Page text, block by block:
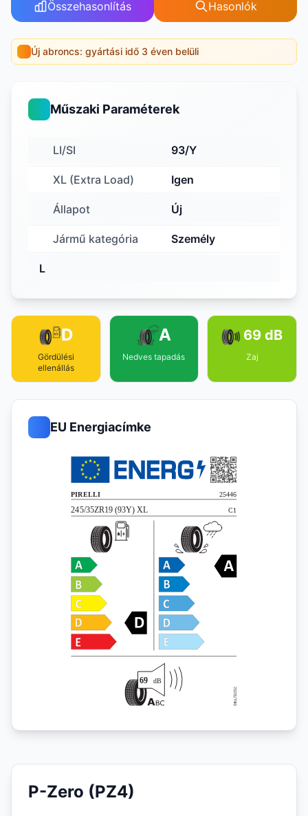
Összehasonlítás Hasonlók
Új abroncs: gyártási idő 3 éven belüli
Műszaki Paraméterek
LI/SI 93/Y
XL (Extra Load) Igen
Állapot Új
Jármű kategória Személy
L
D
Gördülési
ellenállás
A
Nedves tapadás
69 dB
Zaj
EU Energiacímke
P-Zero (PZ4)